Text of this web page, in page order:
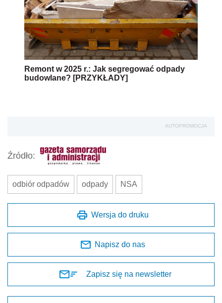
Remont w 2025 r.: Jak segregować odpady
budowlane? [PRZYKŁADY]
AUTOPROMOCJA
Źródło:
odbiór odpadów odpady NSA
Wersja do druku
Napisz do nas
Zapisz się na newsletter